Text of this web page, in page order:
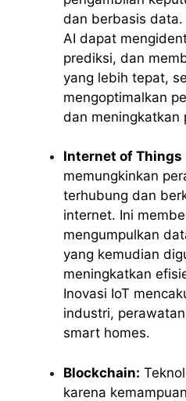
dan berbasis
AI dapat
prediksi, dan
yang lebih tepat,
mengoptimalkan
dan meningkatkan
Internet of Things
memungkinkan
terhubung dan
internet. Ini
mengumpulkan
yang kemudian
meningkatkan
Inovasi IoT
industri,
smart homes.
Blockchain:
karena